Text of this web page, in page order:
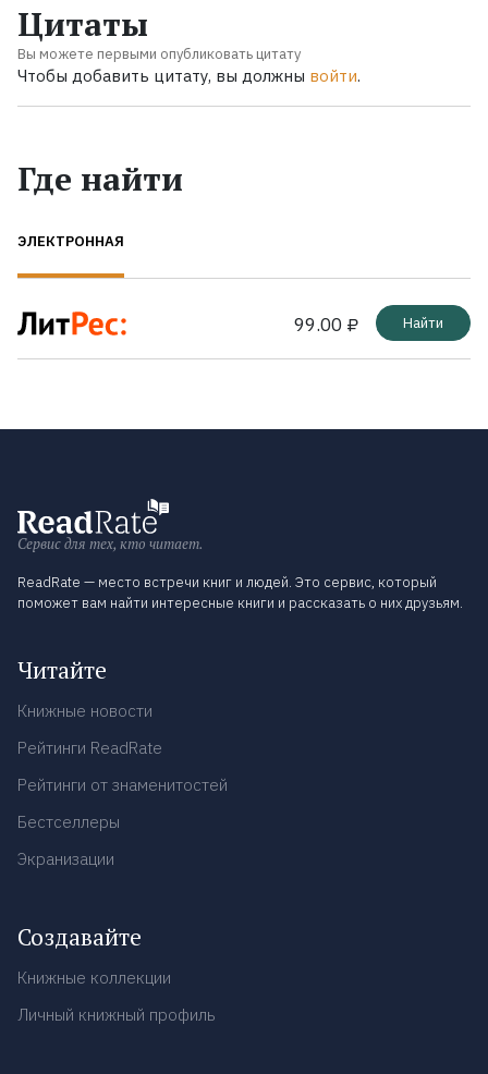
Цитаты
Вы можете первыми опубликовать цитату
Чтобы добавить цитату, вы должны войти.
Где найти
ЭЛЕКТРОННАЯ
99.00 ₽ Найти
Сервис для тех, кто читает.
ReadRate — место встречи книг и людей. Это сервис, который
поможет вам найти интересные книги и рассказать о них друзьям.
Читайте
Книжные новости
Рейтинги ReadRate
Рейтинги от знаменитостей
Бестселлеры
Экранизации
Создавайте
Книжные коллекции
Личный книжный профиль